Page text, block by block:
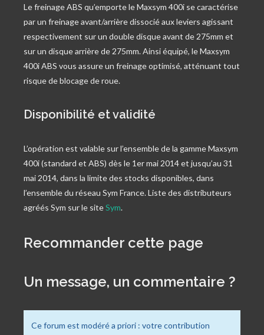
Le freinage ABS qu’emporte le Maxsym 400i se caractérise
par un freinage avant/arrière dissocié aux leviers agissant
respectivement sur un double disque avant de 275mm et
sur un disque arrière de 275mm. Ainsi équipé, le Maxsym
400i ABS vous assure un freinage optimisé, atténuant tout
risque de blocage de roue.
Disponibilité et validité
L’opération est valable sur l’ensemble de la gamme Maxsym
400i (standard et ABS) dès le 1er mai 2014 et jusqu’au 31
mai 2014, dans la limite des stocks disponibles, dans
l’ensemble du réseau Sym France. Liste des distributeurs
agréés Sym sur le siteSym.
Recommander cette page
Un message, un commentaire ?
Ce forum est modéré a priori : votre contribution